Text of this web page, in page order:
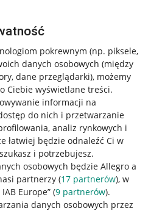
pokrewnym (np. piksele,
danych osobowych (między
dane przeglądarki), możemy
Ciebie wyświetlane treści.
informacji na
do nich i przetwarzanie
analiz rynkowych i
łatwiej będzie odnaleźć Ci w
i potrzebujesz.
osobowych będzie Allegro a
partnerzy (17 partnerów), w
Europe” (9 partnerów).
danych osobowych przez